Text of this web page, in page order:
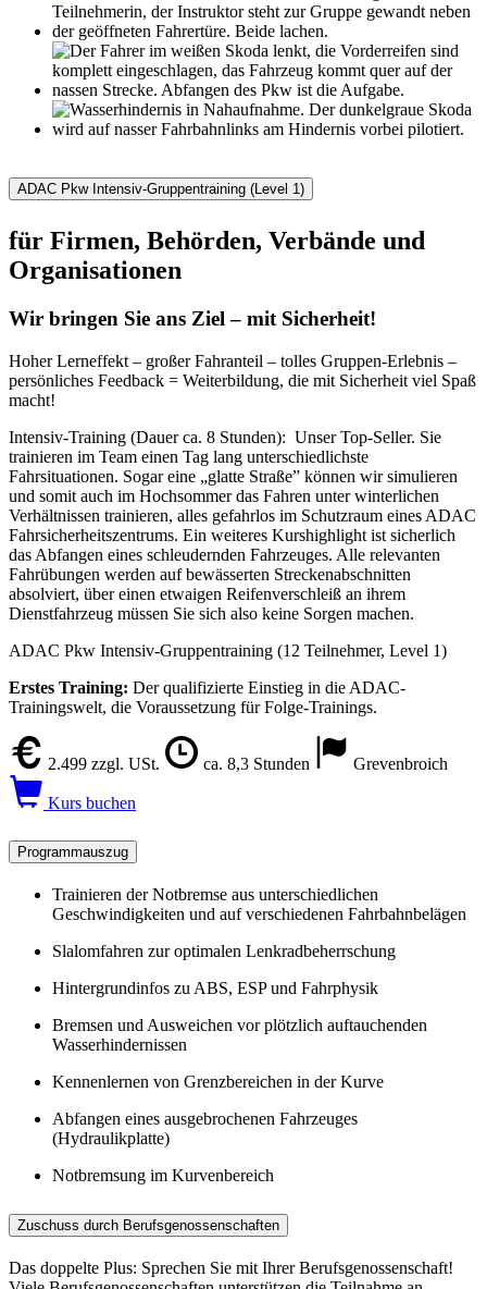
ADAC Pkw Intensiv-Gruppentraining (Level 1)
für Firmen, Behörden, Verbände und
Organisationen
Wir bringen Sie ans Ziel – mit Sicherheit!
Hoher Lerneffekt – großer Fahranteil – tolles Gruppen-Erlebnis –
persönliches Feedback = Weiterbildung, die mit Sicherheit viel Spaß
macht!
Intensiv-Training (Dauer ca. 8 Stunden): Unser Top-Seller. Sie
trainieren im Team einen Tag lang unterschiedlichste
Fahrsituationen. Sogar eine „glatte Straße” können wir simulieren
und somit auch im Hochsommer das Fahren unter winterlichen
Verhältnissen trainieren, alles gefahrlos im Schutzraum eines ADAC
Fahrsicherheitszentrums. Ein weiteres Kurshighlight ist sicherlich
das Abfangen eines schleudernden Fahrzeuges. Alle relevanten
Fahrübungen werden auf bewässerten Streckenabschnitten
absolviert, über einen etwaigen Reifenverschleiß an ihrem
Dienstfahrzeug müssen Sie sich also keine Sorgen machen.
ADAC Pkw Intensiv-Gruppentraining (12 Teilnehmer, Level 1)
Erstes Training: Der qualifizierte Einstieg in die ADAC-
Trainingswelt, die Voraussetzung für Folge-Trainings.
2.499 zzgl. USt. ca. 8,3 Stunden Grevenbroich
Kurs buchen
Programmauszug
Trainieren der Notbremse aus unterschiedlichen
Geschwindigkeiten und auf verschiedenen Fahrbahnbelägen
Slalomfahren zur optimalen Lenkradbeherrschung
Hintergrundinfos zu ABS, ESP und Fahrphysik
Bremsen und Ausweichen vor plötzlich auftauchenden
Wasserhindernissen
Kennenlernen von Grenzbereichen in der Kurve
Abfangen eines ausgebrochenen Fahrzeuges
(Hydraulikplatte)
Notbremsung im Kurvenbereich
Zuschuss durch Berufsgenossenschaften
Das doppelte Plus: Sprechen Sie mit Ihrer Berufsgenossenschaft!